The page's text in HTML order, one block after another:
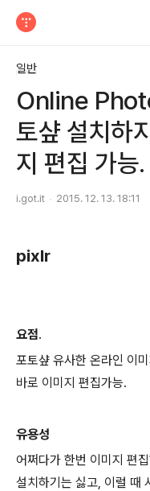
일반
Online
토샾 설치하
지 편집 가능.
i.got.it 2015. 12. 13. 18:11
pixlr
요점.
포토샾 유사한 온라인 이
바로 이미지 편집가능.
유용성
어쩌다가 한번 이미지 편
설치하기는 싫고, 이럴 때